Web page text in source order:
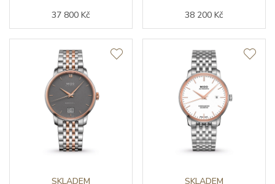
Materiál řemínku
Další řemínek v balení ANO
Doplňující údaje
Váha (g)
Záruční doba
37 800 Kč 38 200 Kč
SKLADEM SKLADEM